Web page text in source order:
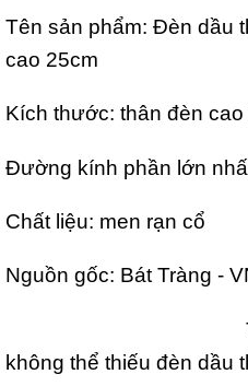
Tên sản phẩm: Đèn dầu
cao 25cm
Kích thước: thân đèn
Đường kính phần lớn
Chất liệu: men rạn cổ
Nguồn gốc: Bát Tràng -
không thể thiếu đèn dầu